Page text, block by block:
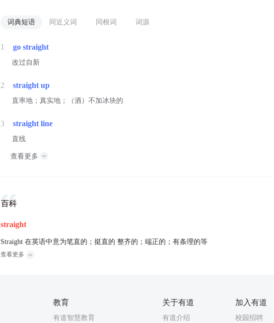
词典短语 同近义词 同根词 词源
1 go straight
改过自新
2 straight up
直率地；真实地；（酒）不加冰块的
3 straight line
直线
查看更多
百科
straight
Straight 在英语中意为笔直的；挺直的 整齐的；端正的；有条理的等
查看更多
教育
有道智慧教育
关于有道
有道介绍
加入有道
校园招聘